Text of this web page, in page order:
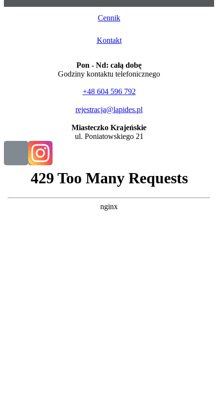
Cennik
Kontakt
Pon - Nd: całą dobę
Godziny kontaktu telefonicznego
+48 604 596 792
rejestracja@lapides.pl
Miasteczko Krajeńskie
ul. Poniatowskiego 21